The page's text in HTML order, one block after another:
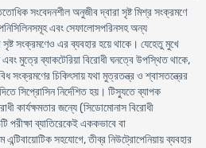
সংবেদনশীল অনুজীব দ্বারা সৃষ্ট মিশ্র সংক্রমণে
এবং সেফালোসপরিনসহ অন্য
সৃষ্ট সংক্রমণেও এর ব্যবহার হয়ে থাকে। যেহেতু মুখে
মুত্রে ব্যাকটেরিয়া বিরোধী ঘনত্বে উপস্থিত থাকে,
সংক্রমণের চিকিৎসায় যথা মুত্রতন্ত্র ও শ্বাসতন্ত্রের
সিপ্রোসিন নির্দেশিত হয়। টিস্যুতে ব্যাপক
কার্যক্ষমতার জন্যে (সিডোমোনাস বিরোধী
পরীক্ষা ব্যাতিরেকেই এককভাবে বা
সহযোগে, তীব্র নিউট্রোপেনিয়ায় ব্যবহার